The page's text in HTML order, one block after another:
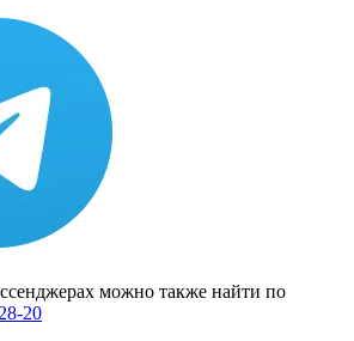
можно также найти по
20